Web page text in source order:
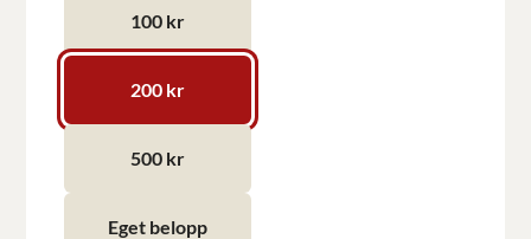
100 kr
200 kr
500 kr
Eget belopp